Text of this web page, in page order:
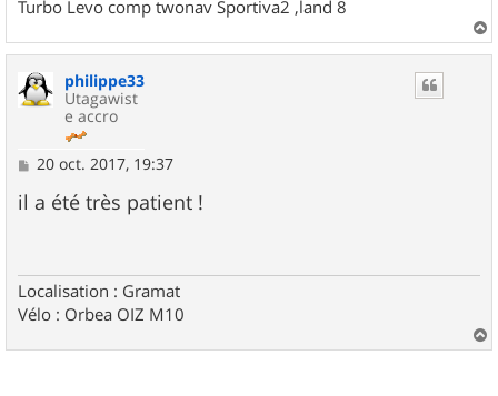
Turbo Levo comp twonav Sportiva2 ,land 8
a
philippe33
Utagawist
e accro
M
s
s
20 oct. 2017, 19:37
il a été très patient !
Localisation : Gramat
Vélo : Orbea OIZ M10
a